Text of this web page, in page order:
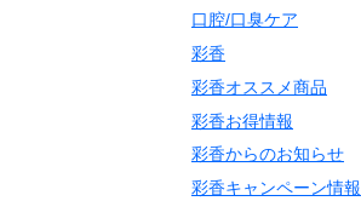
口腔/口臭ケア
彩香
彩香オススメ商品
彩香お得情報
彩香からのお知らせ
彩香キャンペーン情報